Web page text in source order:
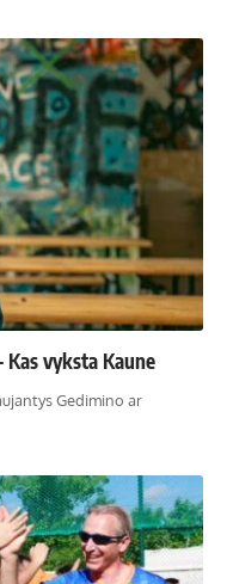
vyksta Kaune
Gedimino ar